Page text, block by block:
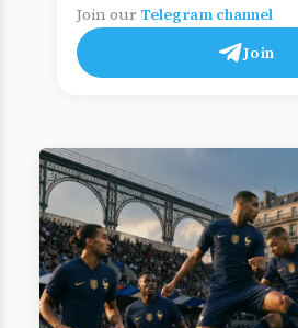
Join our Telegram channel
Join